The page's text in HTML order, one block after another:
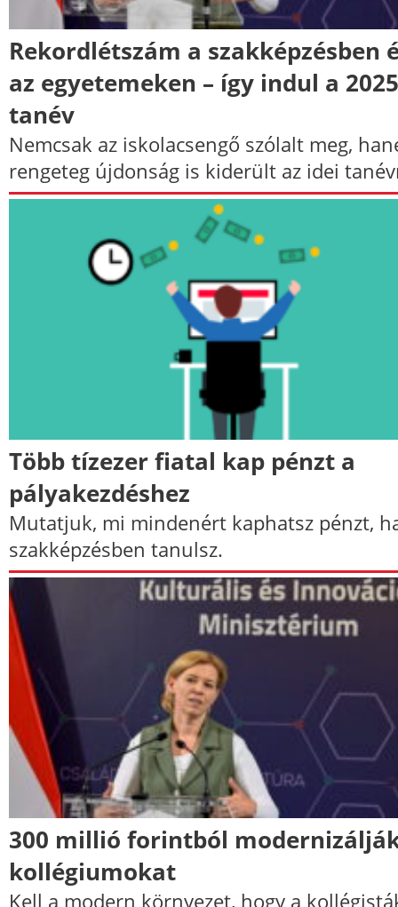
Rekordlétszám a szakképzésben
az egyetemeken – így indul a
tanév
Nemcsak az iskolacsengő szólalt meg,
rengeteg újdonság is kiderült az idei
Több tízezer fiatal kap pénzt a
pályakezdéshez
Mutatjuk, mi mindenért kaphatsz pénzt,
szakképzésben tanulsz.
300 millió forintból
kollégiumokat
Kell a modern környezet, hogy a